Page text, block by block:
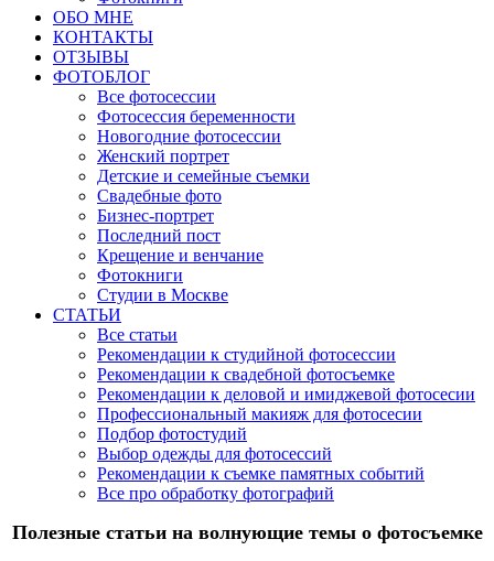
ОБО МНЕ
КОНТАКТЫ
ОТЗЫВЫ
ФОТОБЛОГ
Все фотосессии
Фотосессия беременности
Новогодние фотосессии
Женский портрет
Детские и семейные съемки
Свадебные фото
Бизнес-портрет
Последний пост
Крещение и венчание
Фотокниги
Студии в Москве
СТАТЬИ
Все статьи
Рекомендации к студийной фотосессии
Рекомендации к свадебной фотосъемке
Рекомендации к деловой и имиджевой фотосесии
Профессиональный макияж для фотосесии
Подбор фотостудий
Выбор одежды для фотосессий
Рекомендации к съемке памятных событий
Все про обработку фотографий
Полезные статьи на волнующие темы о фотосъемке